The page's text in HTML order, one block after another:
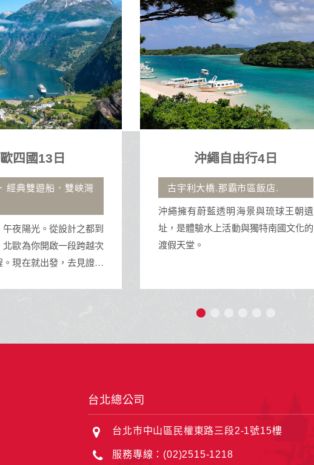
自由行4日
.那霸市區飯店.
透明海景與琉球王朝遺
上活動與獨特南國文化的
地中海郵輪假期榮耀號
石垣島、沖繩自主遊
地中海榮耀號是地中海郵輪公司的一艘
豪華遊輪，擁有多樣化的設施與活動，
包括精緻餐飲、娛樂表演、SPA和泳池
台北總公司
台北市中山區民權東路三段2-1號15樓
服務專線：(02)2515-1218